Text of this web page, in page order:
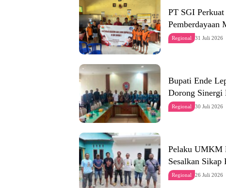
PT SGI
Pemberdayaan
Regional 31 Juli 2026
Bupati Ende
Dorong Sinergi
Regional 30 Juli 2026
Pelaku UMKM
Sesalkan Sikap
Regional 26 Juli 2026